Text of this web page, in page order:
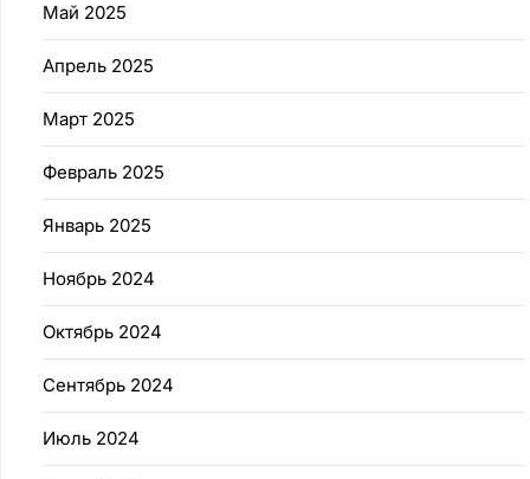
Май 2025
Апрель 2025
Март 2025
Февраль 2025
Январь 2025
Ноябрь 2024
Октябрь 2024
Сентябрь 2024
Июль 2024